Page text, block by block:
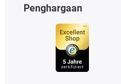
Penghargaan